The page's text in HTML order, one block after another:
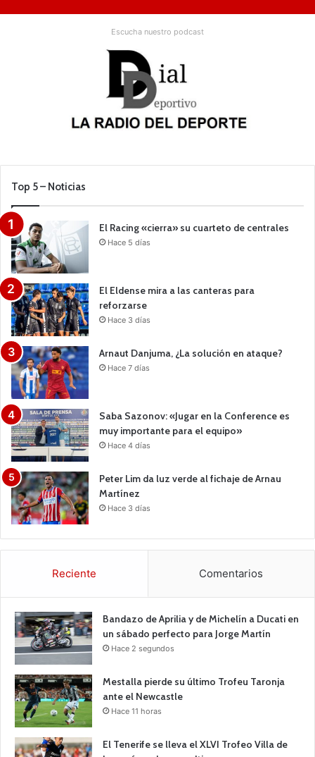
Escucha nuestro podcast
Top 5 – Noticias
El Racing «cierra» su cuarteto de centrales
Hace 5 días
El Eldense mira a las canteras para
reforzarse
Hace 3 días
Arnaut Danjuma, ¿La solución en ataque?
Hace 7 días
Saba Sazonov: «Jugar en la Conference es
muy importante para el equipo»
Hace 4 días
Peter Lim da luz verde al fichaje de Arnau
Martínez
Hace 3 días
Reciente Comentarios
Bandazo de Aprilia y de Michelín a Ducati en
un sábado perfecto para Jorge Martín
Hace 2 segundos
Mestalla pierde su último Trofeu Taronja
ante el Newcastle
Hace 11 horas
El Tenerife se lleva el XLVI Trofeo Villa de